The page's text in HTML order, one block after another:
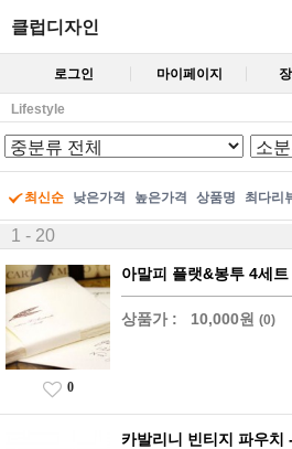
클럽디자인
로그인 마이페이지
Lifestyle
최신순 낮은가격 높은가격 상품명 최다리
1 - 20
아말피 플랫&봉투 4세트
상품가 : 10,000원 (0)
0
카발리니 빈티지 파우치